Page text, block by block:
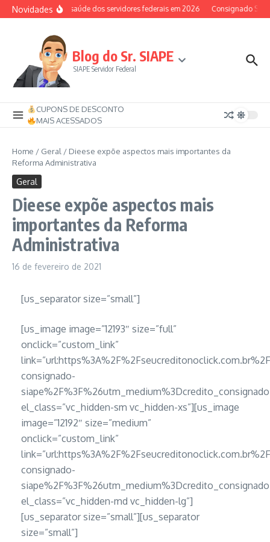
Ir para o conteúdo
NovidadesAuxílio-saúde dos servidores federais em 2026 Consignado
Blog do Sr. SIAPE
SIAPE Servidor Federal
CUPONS DE DESCONTO
MAIS ACESSADOS
Home / Geral / Dieese expõe aspectos mais importantes da
Reforma Administrativa
Geral
Dieese expõe aspectos mais
importantes da Reforma
Administrativa
16 de fevereiro de 2021
[us_separator size=”small”]
[us_image image=”12193″ size=”full”
onclick=”custom_link”
consignado-
el_class=”vc_hidden-sm vc_hidden-xs”][us_image
image=”12192″ size=”medium”
onclick=”custom_link”
consignado-
el_class=”vc_hidden-md vc_hidden-lg”]
[us_separator size=”small”][us_separator
size=”small”]